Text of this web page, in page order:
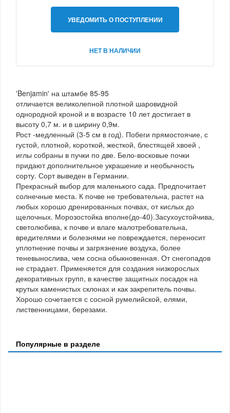
УВЕДОМИТЬ О ПОСТУПЛЕНИИ
НЕТ В НАЛИЧИИ
'Benjamin' на штамбе 85-95
отличается великолепной плотной шаровидной
однородной кроной и в возрасте 10 лет достигает в
высоту 0,7 м. и в ширину 0,9м.
Рост -медленный (3-5 см в год). Побеги прямостоячие, с
густой, плотной, короткой, жесткой, блестящей хвоей ,
иглы собраны в пучки по две. Бело-восковые почки
придают дополнительное украшение и необычность
сорту. Сорт выведен в Германии.
Прекрасный выбор для маленького сада. Предпочитает
солнечные места. К почве не требовательна, растет на
любых хорошо дренированных почвах, от кислых до
щелочных. Морозостойка вполне(до-40).Засухоустойчива,
светолюбива, к почве и влаге малотребовательна,
вредителями и болезнями не повреждается, переносит
уплотнение почвы и загрязнение воздуха, более
теневынослива, чем сосна обыкновенная. От снегопадов
не страдает. Применяется для создания низкорослых
декоративных групп, в качестве защитных посадок на
крутых каменистых склонах и как закрепитель почвы.
Хорошо сочетается с сосной румелийской, елями,
лиственницами, березами.
Популярные в разделе